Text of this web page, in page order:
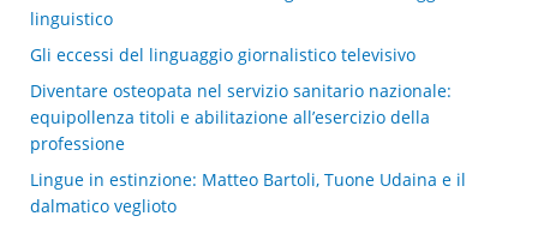
linguistico
Gli eccessi del linguaggio giornalistico televisivo
Diventare osteopata nel servizio sanitario nazionale:
equipollenza titoli e abilitazione all’esercizio della
professione
Lingue in estinzione: Matteo Bartoli, Tuone Udaina e il
dalmatico veglioto